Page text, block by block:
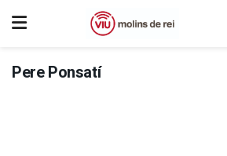
Pere Ponsatí